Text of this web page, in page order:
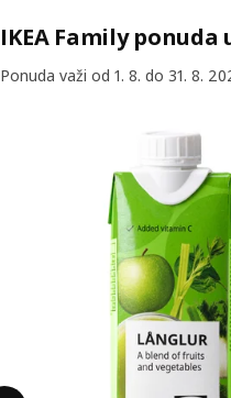
IKEA Family ponuda
Ponuda važi od 1. 8. do 31. 8.